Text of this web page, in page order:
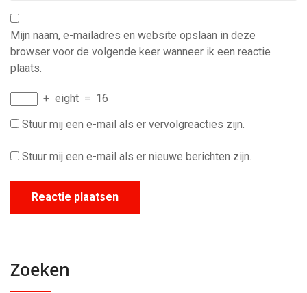
Mijn naam, e-mailadres en website opslaan in deze
browser voor de volgende keer wanneer ik een reactie
plaats.
+ eight = 16
Stuur mij een e-mail als er vervolgreacties zijn.
Stuur mij een e-mail als er nieuwe berichten zijn.
Zoeken